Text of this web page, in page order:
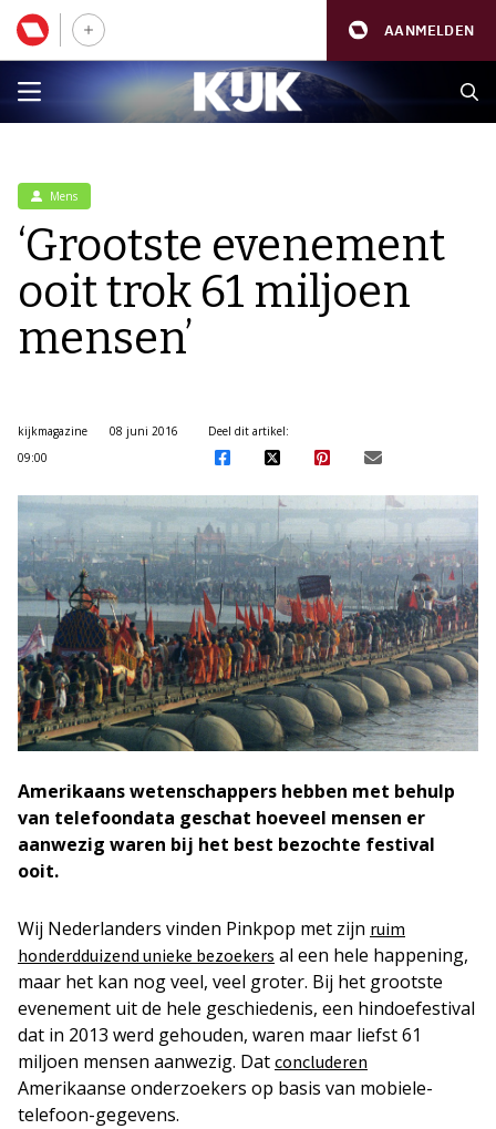
AANMELDEN
Mens
‘Grootste evenement
ooit trok 61 miljoen
mensen’
kijkmagazine
08 juni 2016
09:00
Deel dit artikel:
Amerikaans wetenschappers hebben met behulp
van telefoondata geschat hoeveel mensen er
aanwezig waren bij het best bezochte festival
ooit.
Wij Nederlanders vinden Pinkpop met zijn ruim
honderdduizend unieke bezoekers al een hele happening,
maar het kan nog veel, veel groter. Bij het grootste
evenement uit de hele geschiedenis, een hindoefestival
dat in 2013 werd gehouden, waren maar liefst 61
miljoen mensen aanwezig. Dat concluderen
Amerikaanse onderzoekers op basis van mobiele-
telefoon-gegevens.